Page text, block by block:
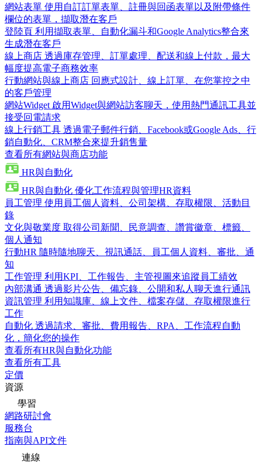
網站表單 使用自訂訂單表單、註冊與回函表單以及附帶條件
欄位的表單，擷取潛在客戶
登陸頁 利用擷取表單、自動化漏斗和Google Analytics整合來
生成潛在客戶
線上商店 透過庫存管理、訂單處理、配送和線上付款，最大
幅度提高電子商務效率
行動網站與線上商店 回應式設計、線上訂單、在您掌控之中
的客戶管理
網站Widget 啟用Widget與網站訪客聊天，使用熱門通訊工具並
接受回電請求
線上行銷工具 透過電子郵件行銷、Facebook或Google Ads、行
銷自動化、CRM整合來提升銷售量
查看所有網站與商店功能
HR與自動化
HR與自動化 優化工作流程與管理HR資料
員工管理 使用員工個人資料、公司架構、存取權限、活動目
錄
文化與敬業度 取得公司新聞、民意調查、讚賞徽章、標籤、
個人通知
行動HR 隨時隨地聊天、視訊通話、員工個人資料、審批、通
知
工作管理 利用KPI、工作報告、主管視圖來追蹤員工績效
內部溝通 透過影片公告、備忘錄、公開和私人聊天進行通訊
資訊管理 利用知識庫、線上文件、檔案存儲、存取權限進行
工作
自動化 透過請求、審批、費用報告、RPA、工作流程自動
化，簡化您的操作
查看所有HR與自動化功能
查看所有工具
定價
資源
學習
網路研討會
服務台
指南與API文件
連線